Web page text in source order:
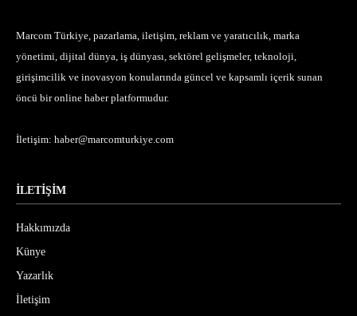
Marcom Türkiye, pazarlama, iletişim, reklam ve yaratıcılık, marka
yönetimi, dijital dünya, iş dünyası, sektörel gelişmeler, teknoloji,
girişimcilik ve inovasyon konularında güncel ve kapsamlı içerik sunan
öncü bir online haber platformudur.
İletişim: haber@marcomturkiye.com
İLETİŞİM
Hakkımızda
Künye
Yazarlık
İletişim